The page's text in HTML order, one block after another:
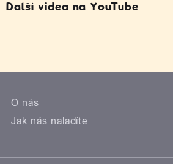
Další videa na YouTube
O nás
Jak nás naladíte